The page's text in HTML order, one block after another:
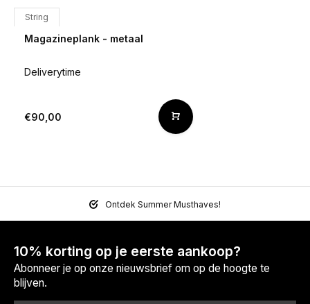
String
Magazineplank - metaal
Deliverytime
€90,00
Ontdek Summer Musthaves!
10% korting op je eerste aankoop?
Abonneer je op onze nieuwsbrief om op de hoogte te
blijven.